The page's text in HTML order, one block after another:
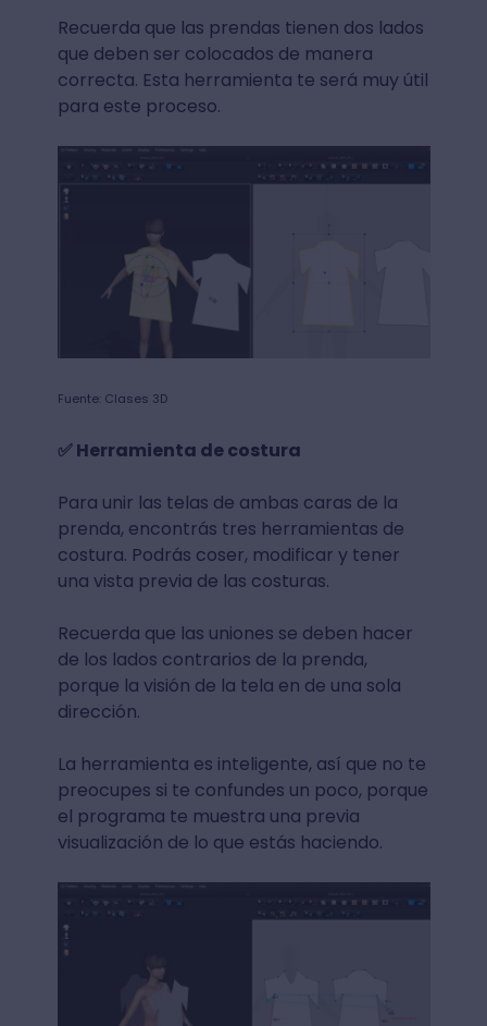
Recuerda que las prendas tienen dos lados
que deben ser colocados de manera
correcta. Esta herramienta te será muy útil
para este proceso.
Fuente: Clases 3D
✅ Herramienta de costura
Para unir las telas de ambas caras de la
prenda, encontrás tres herramientas de
costura. Podrás coser, modificar y tener
una vista previa de las costuras.
Recuerda que las uniones se deben hacer
de los lados contrarios de la prenda,
porque la visión de la tela en de una sola
dirección.
La herramienta es inteligente, así que no te
preocupes si te confundes un poco, porque
el programa te muestra una previa
visualización de lo que estás haciendo.